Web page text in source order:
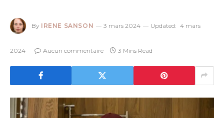
By IRENE SANSON 3 mars 2024 Updated: 4 mars
2024 Aucun commentaire 3 Mins Read